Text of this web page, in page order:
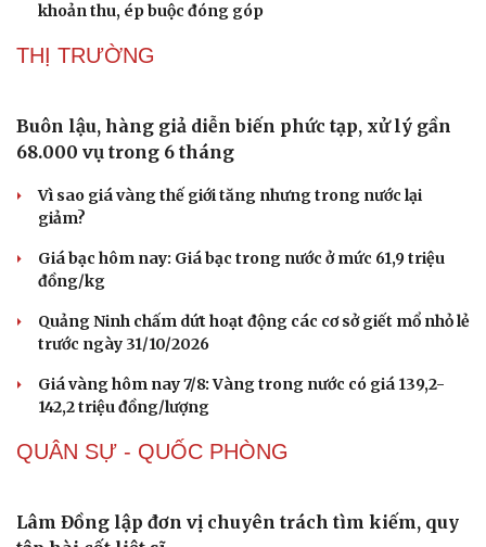
khoản thu, ép buộc đóng góp
THỊ TRƯỜNG
Buôn lậu, hàng giả diễn biến phức tạp, xử lý gần
68.000 vụ trong 6 tháng
Vì sao giá vàng thế giới tăng nhưng trong nước lại
giảm?
Giá bạc hôm nay: Giá bạc trong nước ở mức 61,9 triệu
đồng/kg
Quảng Ninh chấm dứt hoạt động các cơ sở giết mổ nhỏ lẻ
trước ngày 31/10/2026
Giá vàng hôm nay 7/8: Vàng trong nước có giá 139,2-
142,2 triệu đồng/lượng
QUÂN SỰ - QUỐC PHÒNG
Lâm Đồng lập đơn vị chuyên trách tìm kiếm, quy